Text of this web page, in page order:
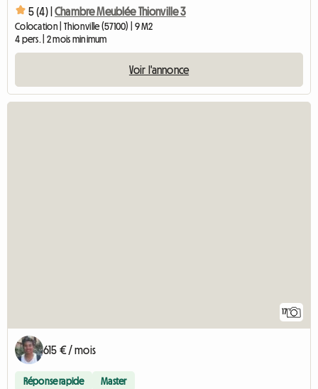
5 (4) | Chambre Meublée Thionville 3
Colocation | Thionville (57100) | 9 M2
4 pers. | 2 mois minimum
Voir l'annonce
17
615 € / mois
Réponse rapide Master